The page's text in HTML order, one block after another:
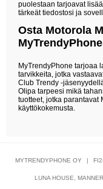
puolestaan tarjoavat
tärkeät tiedostosi ja
Osta Motorola
MyTrendyPhone tarjoaa
tarvikkeita, jotka
Club Trendy -
Olipa tarpeesi mikä
tuotteet, jotka parantavat
käyttökokemusta.
MYTRENDYPHONE OY |
LUNA HOUSE,